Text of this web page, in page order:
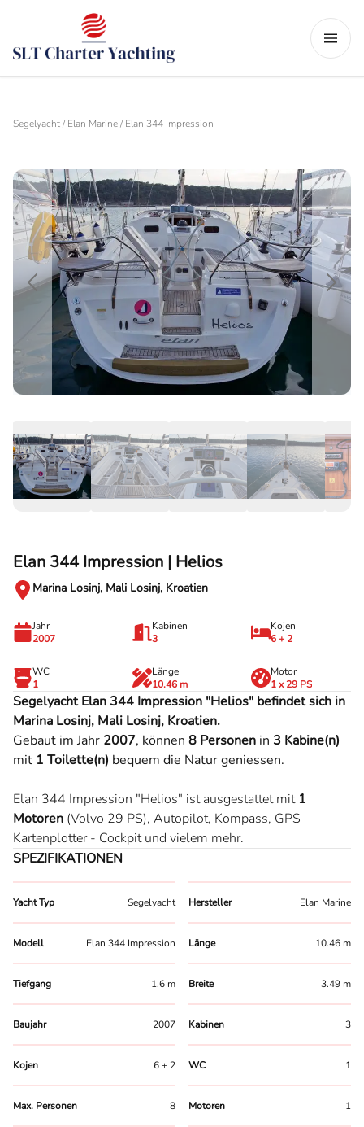
Segelyacht / Elan Marine / Elan 344 Impression
Elan 344 Impression | Helios
Marina Losinj, Mali Losinj, Kroatien
Jahr
2007
Kabinen
3
Kojen
6 + 2
WC
1
Länge
10.46 m
Motor
1 x 29 PS
Segelyacht Elan 344 Impression "Helios" befindet sich in
Marina Losinj, Mali Losinj, Kroatien.
Gebaut im Jahr 2007, können 8 Personen in 3 Kabine(n)
mit 1 Toilette(n) bequem die Natur geniessen.
Elan 344 Impression "Helios" ist ausgestattet mit 1
Motoren (Volvo 29 PS), Autopilot, Kompass, GPS
Kartenplotter - Cockpit und vielem mehr.
SPEZIFIKATIONEN
Yacht Typ Segelyacht Hersteller Elan Marine
Modell Elan 344 Impression Länge 10.46 m
Tiefgang 1.6 m Breite 3.49 m
Baujahr 2007 Kabinen 3
Kojen 6 + 2 WC 1
Max. Personen 8 Motoren 1